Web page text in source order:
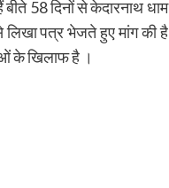
बीते 58 दिनों से केदारनाथ धाम
से लिखा पत्र भेजते हुए मांग की है
के खिलाफ है ।